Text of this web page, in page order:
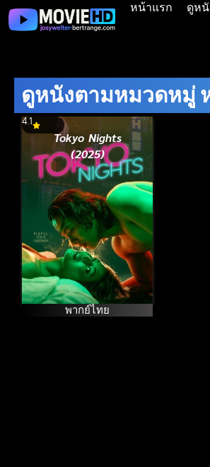
หน้าแรก ดูห
ดูหนังตามหมวดหมู่
4.1
Tokyo Nights
(2025)
พากย์ไทย